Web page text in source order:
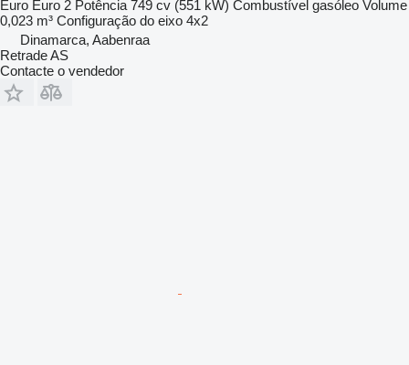
Euro Euro 2 Potência 749 cv (551 kW) Combustível gasóleo Volume
0,023 m³ Configuração do eixo 4x2
Dinamarca, Aabenraa
Retrade AS
Contacte o vendedor